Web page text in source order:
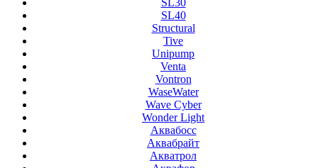
SL30
SL40
Structural
Tive
Unipump
Venta
Vontron
WaseWater
Wave Cyber
Wonder Light
Аквабосс
Аквабрайт
Акватрол